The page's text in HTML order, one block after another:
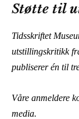
Støtte til
Tidsskriftet
utstillingskritikk
publiserer én til
Våre anmeldere
media.